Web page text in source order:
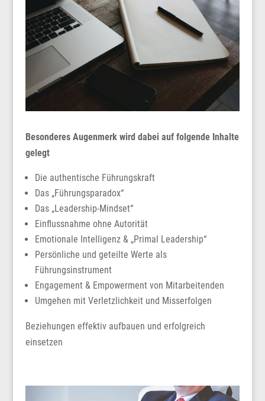
Besonderes Augenmerk wird dabei auf folgende Inhalte
gelegt
Die authentische Führungskraft
Das „Führungsparadox“
Das „Leadership-Mindset“
Einflussnahme ohne Autorität
Emotionale Intelligenz & „Primal Leadership“
Persönliche und geteilte Werte als
Führungsinstrument
Engagement & Empowerment von Mitarbeitenden
Umgehen mit Verletzlichkeit und Misserfolgen
Beziehungen effektiv aufbauen und erfolgreich
einsetzen